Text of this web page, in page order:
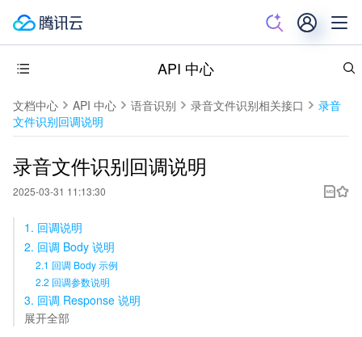
API 中心
文档中心 API 中心 语音识别 录音文件识别相关接口
录音
文件识别回调说明
录音文件识别回调说明
2025-03-31 11:13:30
1. 回调说明
2. 回调 Body 说明
2.1 回调 Body 示例
2.2 回调参数说明
3. 回调 Response 说明
展开全部